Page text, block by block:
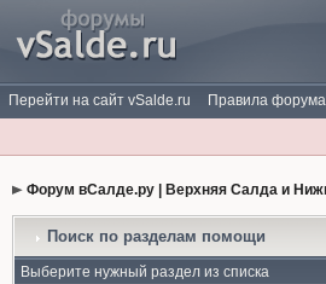
Перейти на сайт vSalde.ru Правила форума
Форум вСалде.ру | Верхняя Салда и
Поиск по разделам помощи
Выберите нужный раздел из списка